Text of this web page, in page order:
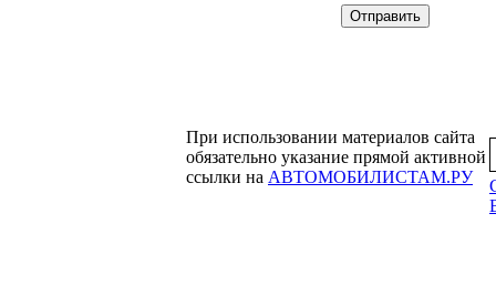
При использовании материалов сайта
обязательно указание прямой активной
ссылки на АВТОМОБИЛИСТАМ.РУ